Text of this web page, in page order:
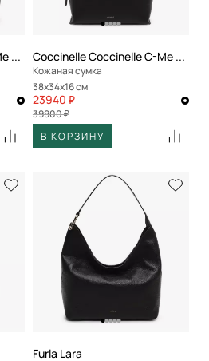
Coccinelle Coccinelle C-Me Lock Coccinelle Coccinelle C-Me Lock
Кожаная сумка
38x34x16 см
23940 ₽
39900 ₽
В КОРЗИНУ
Furla Lara